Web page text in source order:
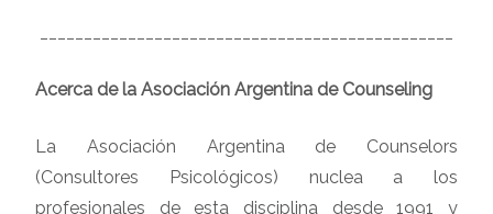
Acerca de la Asociación Argentina de Counseling
La Asociación Argentina de Counselors
(Consultores Psicológicos) nuclea a los
profesionales de esta disciplina desde 1991 y